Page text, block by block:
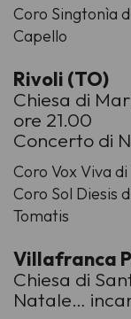
Coro Singtonìa
Capello
Rivoli (TO)
Chiesa di
ore 21.00
Concerto di
Coro Vox Viva
Coro Sol Diesis
Tomatis
Villafranca
Chiesa di
Natale…